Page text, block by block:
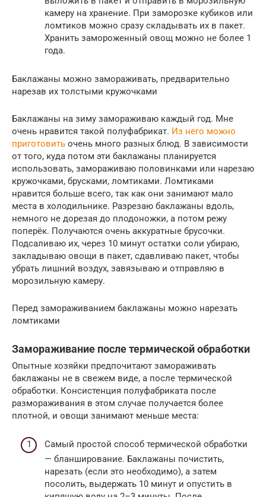
камеру на хранение. При заморозке кубиков или
ломтиков можно сразу складывать их в пакет.
Хранить замороженный овощ можно не более 1
года.
Баклажаны можно замораживать, предварительно
нарезав их толстыми кружочками
Баклажаны на зиму замораживаю каждый год. Мне
очень нравится такой полуфабрикат. Из него можно
приготовить очень много разных блюд. В зависимости
от того, куда потом эти баклажаны планируется
использовать, замораживаю половинками или нарезаю
кружочками, брусками, ломтиками. Ломтиками
нравится больше всего, так как они занимают мало
места в холодильнике. Разрезаю баклажаны вдоль,
немного не дорезая до плодоножки, а потом режу
поперёк. Получаются очень аккуратные брусочки.
Подсаливаю их, через 10 минут остатки соли убираю,
закладываю овощи в пакет, сдавливаю пакет, чтобы
убрать лишний воздух, завязываю и отправляю в
морозильную камеру.
Перед замораживанием баклажаны можно нарезать
ломтиками
Замораживание после термической обработки
Опытные хозяйки предпочитают замораживать
баклажаны не в свежем виде, а после термической
обработки. Консистенция полуфабриката после
размораживания в этом случае получается более
плотной, и овощи занимают меньше места:
Самый простой способ термической обработки
— бланширование. Баклажаны почистить,
нарезать (если это необходимо), а затем
посолить, выдержать 10 минут и опустить в